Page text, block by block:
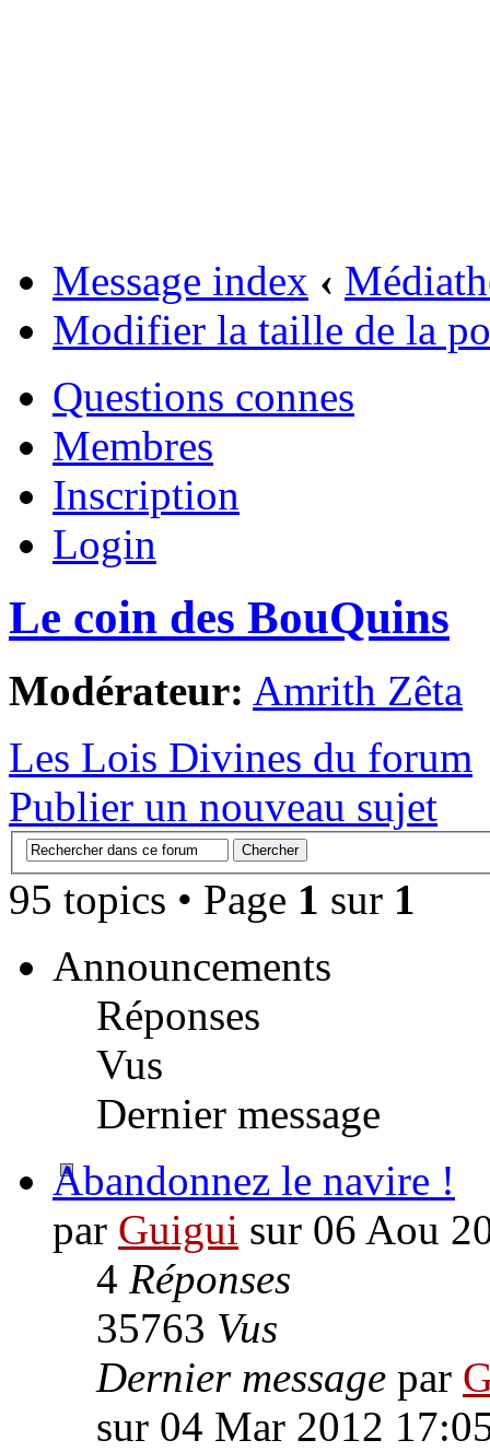
Message index ‹
Modifier la taille de la
Questions connes
Membres
Inscription
Login
Le coin des BouQuins
Modérateur: Amrith Zêta
Les Lois Divines du forum
Publier un nouveau sujet
95 topics • Page 1 sur 1
Announcements
Réponses
Vus
Dernier message
Abandonnez le navire !
par Guigui sur 06 Aou
4 Réponses
35763 Vus
Dernier message par
sur 04 Mar 2012